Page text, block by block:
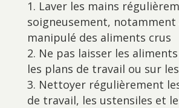
Laver les mains
soigneusement,
manipulé des aliments crus
Ne pas laisser les
les plans de travail ou sur
Nettoyer régulièrement
de travail, les ustensiles et